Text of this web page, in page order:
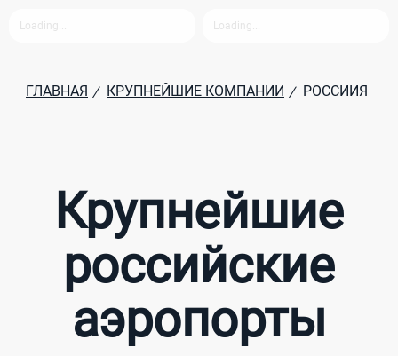
ГЛАВНАЯ / КРУПНЕЙШИЕ КОМПАНИИ / РОССИИЯ
Крупнейшие
российские
аэропорты